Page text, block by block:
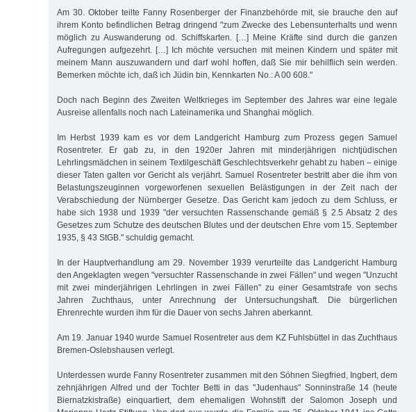
Am 30. Oktober teilte Fanny Rosenberger der Finanzbehörde mit, sie brauche den auf
ihrem Konto befindlichen Betrag dringend "zum Zwecke des Lebensunterhalts und wenn
möglich zu Auswanderung od. Schiffskarten. […] Meine Kräfte sind durch die ganzen
Aufregungen aufgezehrt. […] Ich möchte versuchen mit meinen Kindern und später mit
meinem Mann auszuwandern und darf wohl hoffen, daß Sie mir behilflich sein werden.
Bemerken möchte ich, daß ich Jüdin bin, Kennkarten No.: A 00 608."
Doch nach Beginn des Zweiten Weltkrieges im September des Jahres war eine legale
Ausreise allenfalls noch nach Lateinamerika und Shanghai möglich.
Im Herbst 1939 kam es vor dem Landgericht Hamburg zum Prozess gegen Samuel
Rosentreter. Er gab zu, in den 1920er Jahren mit minderjährigen nichtjüdischen
Lehrlingsmädchen in seinem Textilgeschäft Geschlechtsverkehr gehabt zu haben – einige
dieser Taten galten vor Gericht als verjährt. Samuel Rosentreter bestritt aber die ihm von
Belastungszeuginnen vorgeworfenen sexuellen Belästigungen in der Zeit nach der
Verabschiedung der Nürnberger Gesetze. Das Gericht kam jedoch zu dem Schluss, er
habe sich 1938 und 1939 "der versuchten Rassenschande gemäß § 2.5 Absatz 2 des
Gesetzes zum Schutze des deutschen Blutes und der deutschen Ehre vom 15. September
1935, § 43 StGB." schuldig gemacht.
In der Hauptverhandlung am 29. November 1939 verurteilte das Landgericht Hamburg
den Angeklagten wegen "versuchter Rassenschande in zwei Fällen" und wegen "Unzucht
mit zwei minderjährigen Lehrlingen in zwei Fällen" zu einer Gesamtstrafe von sechs
Jahren Zuchthaus, unter Anrechnung der Untersuchungshaft. Die bürgerlichen
Ehrenrechte wurden ihm für die Dauer von sechs Jahren aberkannt.
Am 19. Januar 1940 wurde Samuel Rosentreter aus dem KZ Fuhlsbüttel in das Zuchthaus
Bremen-Oslebshausen verlegt.
Unterdessen wurde Fanny Rosentreter zusammen mit den Söhnen Siegfried, Ingbert, dem
zehnjährigen Alfred und der Tochter Betti in das "Judenhaus" Sonninstraße 14 (heute
Biernatzkistraße) einquartiert, dem ehemaligen Wohnstift der Salomon Joseph und